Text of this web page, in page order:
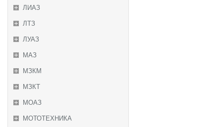
ЛИАЗ
ЛТЗ
ЛУАЗ
МАЗ
МЗКМ
МЗКТ
МОАЗ
МОТОТЕХНИКА